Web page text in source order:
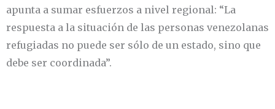
apunta a sumar esfuerzos a nivel regional: “La
respuesta a la situación de las personas venezolanas
refugiadas no puede ser sólo de un estado, sino que
debe ser coordinada”.